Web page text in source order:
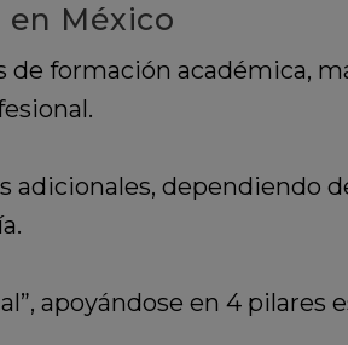
México
formación académica,
adicionales, dependiendo
apoyándose en 4 pilares